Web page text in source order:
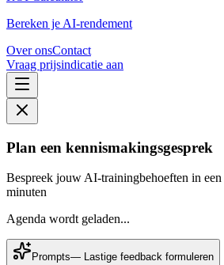
Bereken je AI-rendement
Over onsContact
Vraag prijsindicatie aan
Plan een kennismakingsgesprek
Bespreek jouw AI-trainingbehoeften in
minuten
Agenda wordt geladen...
Prompts— Lastige feedback formuleren